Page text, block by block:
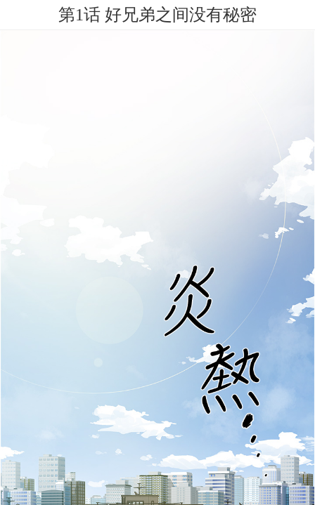
第1话 好兄弟之间没有秘密